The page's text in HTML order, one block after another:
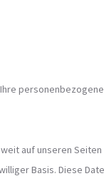
auf unseren
Basis. Diese